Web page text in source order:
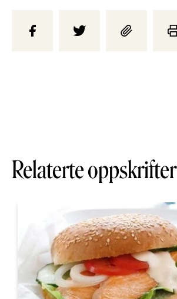
Relaterte oppskrifter